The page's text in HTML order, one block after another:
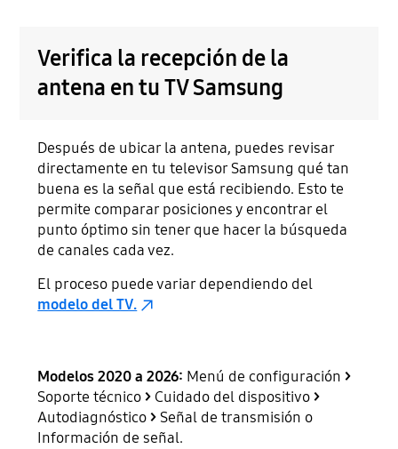
Verifica la recepción de la
antena en tu TV Samsung
Después de ubicar la antena, puedes revisar
directamente en tu televisor Samsung qué tan
buena es la señal que está recibiendo. Esto te
permite comparar posiciones y encontrar el
punto óptimo sin tener que hacer la búsqueda
de canales cada vez.
El proceso puede variar dependiendo del
modelo del TV.
Modelos 2020 a 2026: Menú de configuración>
Soporte técnico> Cuidado del dispositivo>
Autodiagnóstico> Señal de transmisión o
Información de señal.